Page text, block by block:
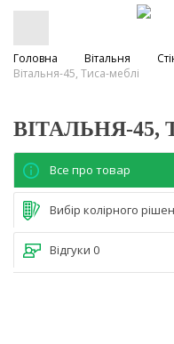
Головна Вітальня
Вітальня-45, Тиса-меблі
ВІТАЛЬНЯ-45,
Все про товар
Вибір колірного
Відгуки 0